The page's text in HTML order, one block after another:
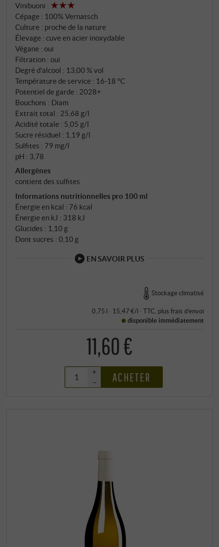
vignes ainsi qu'un élevage doux et individuel dans la
cave font de ces vins ce qu'ils sont : Des vins de
caractère, précis et uniques, dont les
caractéristiques variétales séduisent tous les
amateurs.
Vinibuoni :
Cépage : 100% Vernatsch
Culture : proche de la nature
Élevage : cuve en acier inoxydable
Végane : oui
Filtration : oui
Degré d'alcool : 13,00 % vol
Température de service : 16‑18 °C
Potentiel de garde : 2028+
Bouchons : Diam
Extrait total : 25,68 g/l
Acidité totale : 5,05 g/l
Sucre résiduel : 1,19 g/l
Sulfites : 79 mg/l
pH : 3,78
Allergènes
contient des sulfites
Informations nutritionnelles pro 100 ml
Énergie en kcal : 76 kcal
Énergie en kJ : 318 kJ
Glucides : 1,10 g
Dont sucres : 0,10 g
EN SAVOIR PLUS
Stockage climatisé
0,75 l · 15,47 €/l · TTC , plus frais d’envoi
disponible immédiatement
11,60 €
+
–
ACHETER